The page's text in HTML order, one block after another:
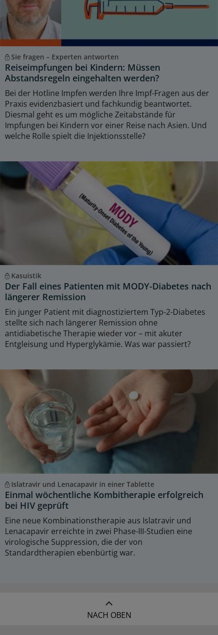
Sie fragen – Experten antworten
Reiseimpfungen bei Kindern: Müssen
Abstandsregeln eingehalten werden?
Bei der Hotline Impfen werden Ihre Impf-Fragen aus der
Praxis evidenzbasiert und fachkundig beantwortet.
Diesmal geht es um mögliche Zeitabstände für
Impfungen bei Kindern vor einer Reise nach Asien. Und
welche Rolle spielt die Injektionsstelle?
Kasuistik
Der Fall eines Patienten mit MODY-Diabetes nach
längerer Remission
Ein junger Patient mit diagnostiziertem Typ-2-Diabetes
stellte sich nach längerer Remission ohne
antidiabetische Therapie wieder vor – mit akuter
Entgleisung und Hyperglykämie. Was war passiert?
Islatravir und Lenacapavir in einer Tablette
Einmal wöchentliche Kombitherapie erfolgreich
bei HIV geprüft
Eine neue Kombinationstherapie aus Islatravir und
Lenacapavir erreichte in zwei Phase-III-Studien eine
virologische Suppression, die der von
Standardtherapien ebenbürtig war.
NACH OBEN